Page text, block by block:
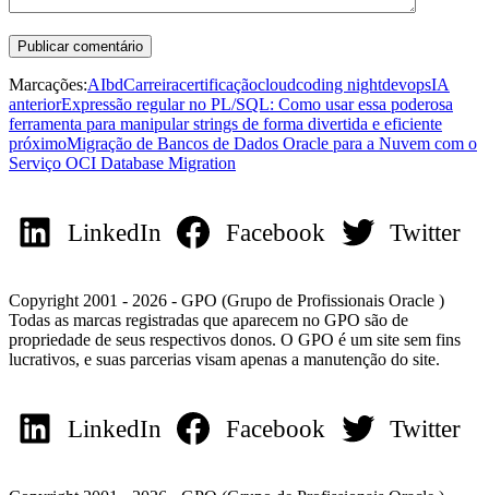
Marcações:AIbdCarreiracertificaçãocloudcoding nightdevopsIA
anteriorExpressão regular no PL/SQL: Como usar essa poderosa
ferramenta para manipular strings de forma divertida e eficiente
próximoMigração de Bancos de Dados Oracle para a Nuvem com o
Serviço OCI Database Migration
LinkedIn Facebook Twitter
Copyright 2001 - 2026 - GPO (Grupo de Profissionais Oracle )
Todas as marcas registradas que aparecem no GPO são de
propriedade de seus respectivos donos. O GPO é um site sem fins
lucrativos, e suas parcerias visam apenas a manutenção do site.
LinkedIn Facebook Twitter